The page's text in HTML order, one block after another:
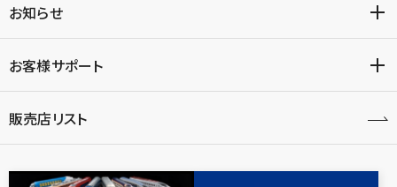
お知らせ
お客様サポート
販売店リスト